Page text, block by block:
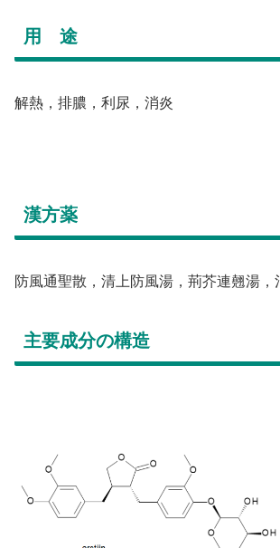
用 途
解熱，排膿，利尿，消炎
漢方薬
防風通聖散，清上防風湯，荊芥連翹湯，
主要成分の構造